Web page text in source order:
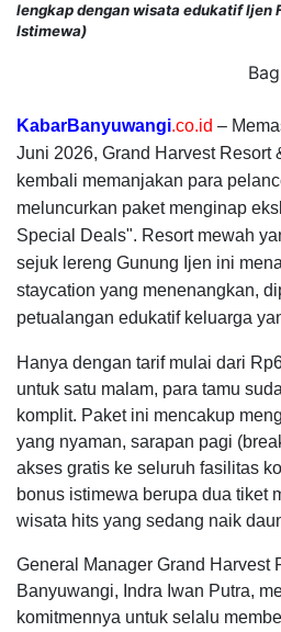
lengkap dengan wisata edukatif Ijen
Istimewa)
KabarBanyuwangi.co.id –
Juni 2026, Grand Harvest Resort
kembali memanjakan para
meluncurkan paket menginap
Special Deals". Resort mewah
sejuk lereng Gunung Ijen ini
staycation yang menenangkan,
petualangan edukatif keluarga
Hanya dengan tarif mulai dari
untuk satu malam, para tamu
komplit. Paket ini mencakup
yang nyaman, sarapan pagi
akses gratis ke seluruh fasilitas
bonus istimewa berupa dua tiket
wisata hits yang sedang naik
General Manager Grand Harvest
Banyuwangi, Indra Iwan Putra,
komitmennya untuk selalu